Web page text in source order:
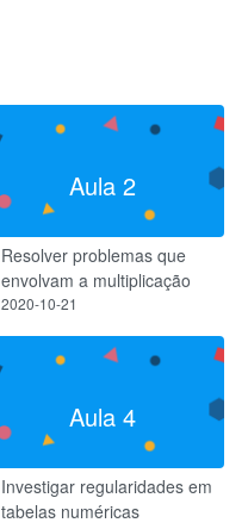
Aula 2
Resolver problemas que
envolvam a multiplicação
2020-10-21
Aula 4
Investigar regularidades​ em
tabelas numéricas